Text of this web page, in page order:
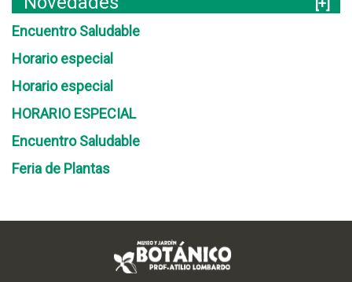
[+]
Encuentro Saludable
Horario especial
Horario especial
HORARIO ESPECIAL
Encuentro Saludable
Feria de Plantas